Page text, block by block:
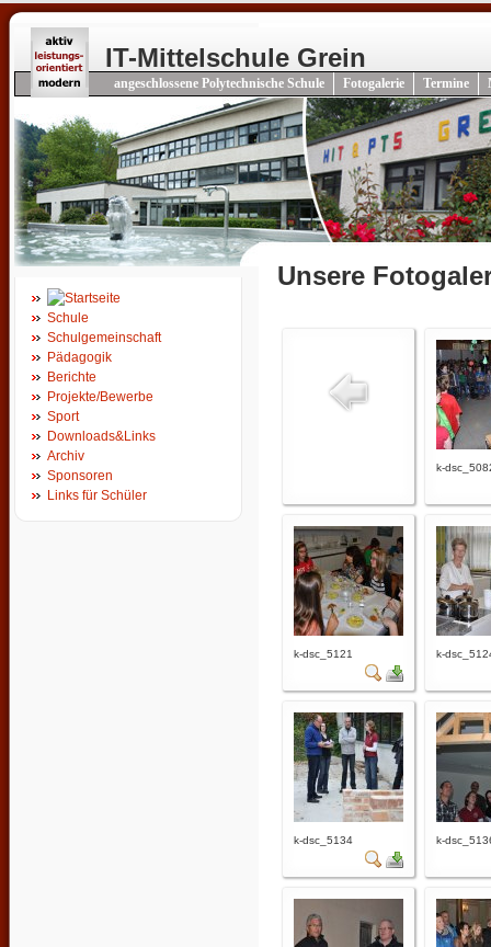
IT-Mittelschule Grein
angeschlossene Polytechnische Schule Fotogalerie Termine
Schule
Schulgemeinschaft
Pädagogik
Berichte
Projekte/Bewerbe
Sport
Downloads&Links
Archiv
Sponsoren
Links für Schüler
Unsere
k-
k-dsc_5121 k-
k-dsc_5134 k-